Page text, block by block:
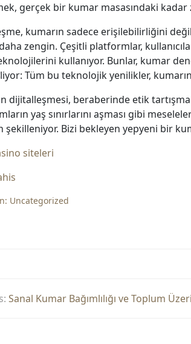
gerçek bir kumar masasındaki kadar
kumarın sadece erişilebilirliğini
zengin. Çeşitli platformlar,
kullanıyor. Bunlar, kumar
Tüm bu teknolojik yenilikler,
dijitalleşmesi, beraberinde etik
yaş sınırlarını aşması gibi
şekilleniyor. Bizi bekleyen yepyeni bir
siteleri
Uncategorized
Sanal Kumar Bağımlılığı ve Toplum